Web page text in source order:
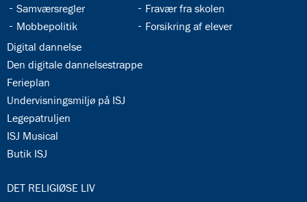
34.7:
Samværsregler 34.8:
Fravær fra skolen
34.9:
Mobbepolitik 34.10:
Forsikring af elever
34.11:
Digital dannelse
34.12:
Den digitale dannelsestrappe
34.13:
Ferieplan
34.14:
Undervisningsmiljø på ISJ
34.15:
Legepatruljen
34.16:
ISJ Musical
34.17:
Butik ISJ
35.0:
DET RELIGIØSE LIV